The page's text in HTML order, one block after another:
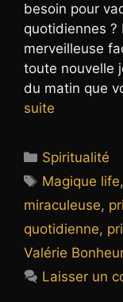
besoin pour
quotidiennes ?
merveilleuse
toute nouvelle
du matin que
suite
Catégories
Spiritualité
Étiquettes
Magique life,
miraculeuse,
quotidienne,
Valérie Bonheur
Laisser un